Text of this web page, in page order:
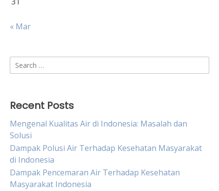
« Mar
Search
for:
Recent Posts
Mengenal Kualitas Air di Indonesia: Masalah dan
Solusi
Dampak Polusi Air Terhadap Kesehatan Masyarakat
di Indonesia
Dampak Pencemaran Air Terhadap Kesehatan
Masyarakat Indonesia